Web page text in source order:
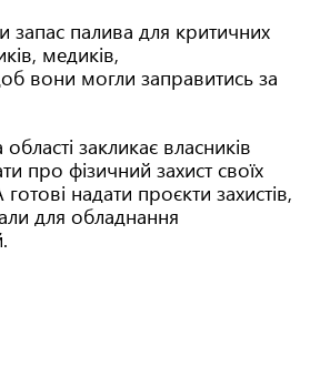
запас палива для критичних
медиків,
вони могли заправитись за
закликає власників
про фізичний захист своїх
надати проєкти захистів,
для обладнання